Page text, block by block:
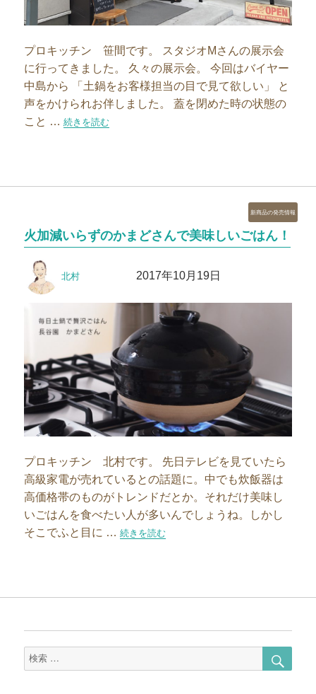
プロキッチン 笹間です。 スタジオMさんの展示会
に行ってきました。 久々の展示会。 今回はバイヤー
中島から 「土鍋をお客様担当の目で見て欲しい」 と
声をかけられお伴しました。 蓋を閉めた時の状態の
こと …“スタジオMさんの展示会に行ってきました”の
続きを読む
火加減いらずのかまどさんで美味しいごはん！
稿
北村 2017年10月19日
カ
テ
ゴ
新商品の発売情報
プロキッチン 北村です。 先日テレビを見ていたら
高級家電が売れているとの話題に。中でも炊飯器は
高価格帯のものがトレンドだとか。それだけ美味し
いごはんを食べたい人が多いんでしょうね。しかし
そこでふと目に …“火加減いらずのかまどさんで美味しいごはん！
続きを読む
検
索